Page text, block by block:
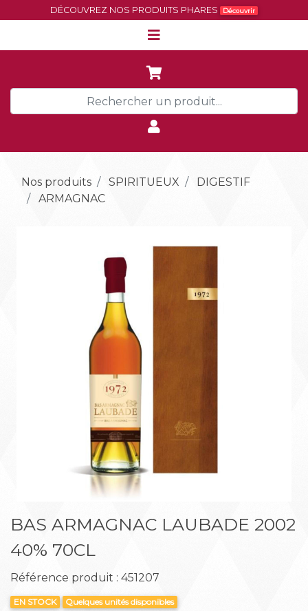
DÉCOUVREZ NOS PRODUITS PHARES Découvrir
Nos produits SPIRITUEUX
DIGESTIF
ARMAGNAC
Précédent
BAS ARMAGNAC LAUBADE 2002
40% 70CL
Référence produit : 451207
EN STOCK Quelques unités disponibles